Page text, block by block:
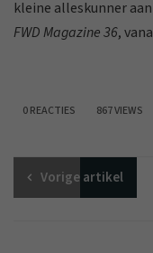
kleine alleskunner
FWD Magazine 36,
0 REACTIES 867 VIEWS
Vorigeartikel